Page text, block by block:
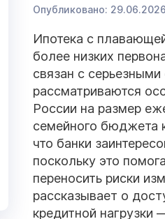
Опубликовано: 29.06.2026
Ипотека с
более низких
связан с
рассматриваются
России на размер
семейного бюджета
что банки
поскольку это
переносить риски
рассказывает о
кредитной нагрузки